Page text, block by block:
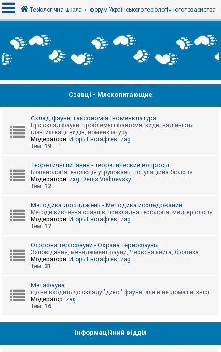
х
і
т
р
а
б
е
д
п
о
е
й
А
и
Теріологічна школа форум Українського теріологічного товариства
Ссавці - Млекопитающие
Склад фауни, таксономія і номенклатура
Про склад фауни, проблемні і фантомні види, надійність
ідентифікації видів, номенклатуру
Модератори: Игорь Евстафьев, zag
Тем: 19
Теоретичні питання - теоретические вопросы
Біоценологія, еволюція угруповань, популяційна біологія
Модератори: zag, Denis Vishnevsky
Тем: 12
Методика досліджень - Методика исследований
Методи вивчення ссавців, прикладна теріологія, медтеріологія
Модератори: Игорь Евстафьев, zag
Тем: 17
Охорона теріофауни - Охрана териофауны
Заповідання, менеджмент фауни, Червона книга, біоетика
Модератори: Игорь Евстафьев, zag
Тем: 31
Метафауна
що не входить до складу "дикої" фауни, але й не домашні звірі
Модератор: zag
Тем: 16
Інформаційний відділ